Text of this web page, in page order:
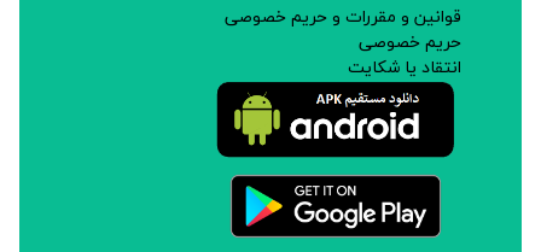
قوانین و مقررات و حریم خصوصی
حریم خصوصی
انتقاد یا شکایت